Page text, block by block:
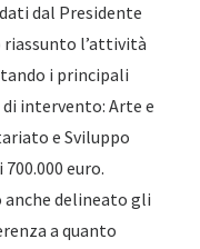
dal Presidente
l’attività
i principali
intervento: Arte e
e Sviluppo
euro.
anche delineato gli
a quanto